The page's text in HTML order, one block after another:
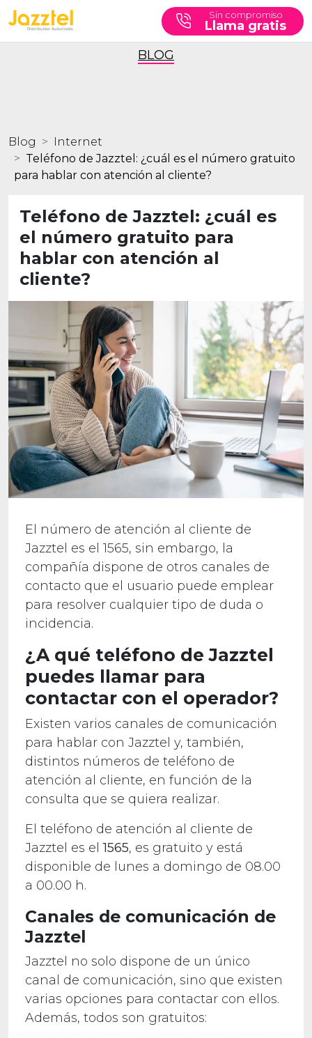
Sin compromiso
Llama gratis
BLOG
Blog
Internet
Teléfono de Jazztel: ¿cuál es el número gratuito
para hablar con atención al cliente?
Teléfono de Jazztel: ¿cuál es
el número gratuito para
hablar con atención al
cliente?
El número de atención al cliente de
Jazztel es el 1565, sin embargo, la
compañía dispone de otros canales de
contacto que el usuario puede emplear
para resolver cualquier tipo de duda o
incidencia.
¿A qué teléfono de Jazztel
puedes llamar para
contactar con el operador?
Existen varios canales de comunicación
para hablar con Jazztel y, también,
distintos números de teléfono de
atención al cliente, en función de la
consulta que se quiera realizar.
El teléfono de atención al cliente de
Jazztel es el1565, es gratuito y está
disponible de lunes a domingo de 08.00
a 00.00 h.
Canales de comunicación de
Jazztel
Jazztel no solo dispone de un único
canal de comunicación, sino que existen
varias opciones para contactar con ellos.
Además, todos son gratuitos: